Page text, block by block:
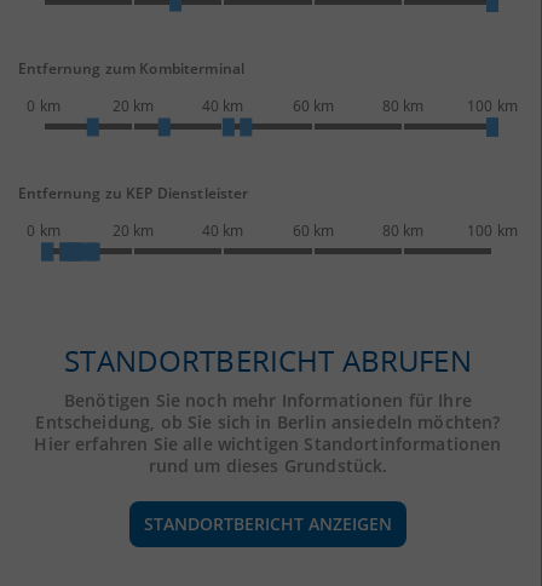
Entfernung zum Kombiterminal
0 km
20 km 40 km 60 km 80 km 100 km
Entfernung zu KEP Dienstleister
0 km
20 km 40 km 60 km 80 km 100 km
STANDORTBERICHT ABRUFEN
Benötigen Sie noch mehr Informationen für Ihre
Entscheidung, ob Sie sich in Berlin ansiedeln möchten?
Hier erfahren Sie alle wichtigen Standortinformationen
rund um dieses Grundstück.
STANDORTBERICHT ANZEIGEN